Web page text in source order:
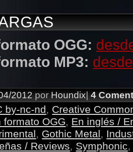
OGG:
MP3:
2012 por Houndix| 4
by-nc-nd, Creative
formato OGG, En inglés /
, Gothic Metal,
/ Reviews, Symphonic